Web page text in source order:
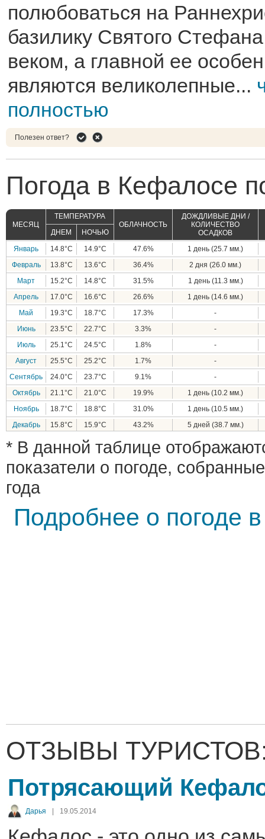
полюбоваться на
базилику Святого
веком, а главной ее
являются великолепные...
полностью
Полезен ответ?
Погода в Кефалосе
МЕСЯЦ
ТЕМПЕРАТУРА
ОБЛАЧНОСТЬ
ДОЖДЛИВЫЕ ДНИ /
КОЛИЧЕСТВО
ОСАДКОВ
ДНЕМ
НОЧЬЮ
Январь
14.8°C 14.9°C 47.6%
1 день (25.7 мм.)
Февраль
13.8°C 13.6°C 36.4%
2 дня (26.0 мм.)
Март
15.2°C 14.8°C 31.5%
1 день (11.3 мм.)
Апрель
17.0°C 16.6°C 26.6%
1 день (14.6 мм.)
Май
19.3°C 18.7°C 17.3%
-
Июнь
23.5°C 22.7°C 3.3%
-
Июль
25.1°C 24.5°C 1.8%
-
Август
25.5°C 25.2°C 1.7%
-
Сентябрь
24.0°C 23.7°C 9.1%
-
Октябрь
21.1°C 21.0°C 19.9%
1 день (10.2 мм.)
Ноябрь
18.7°C 18.8°C 31.0%
1 день (10.5 мм.)
Декабрь
15.8°C 15.9°C 43.2% 5 дней (38.7 мм.)
* В данной таблице
показатели о погоде,
года
Подробнее о погоде
ОТЗЫВЫ
Потрясающий
Дарья | 19.05.2014